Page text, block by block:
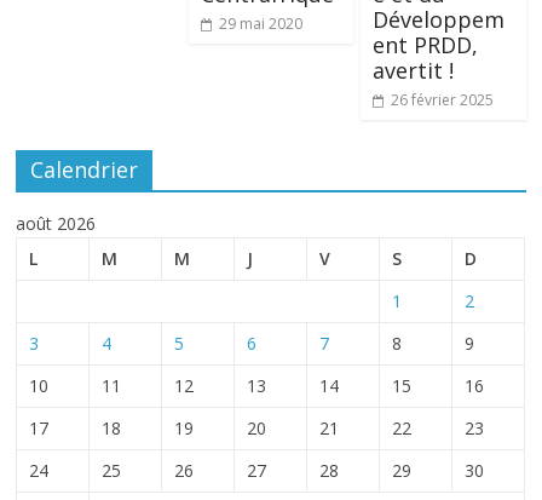
29 mai 2020
Développem
ent PRDD,
avertit !
26 février 2025
Calendrier
août 2026
L
M M J V S D
1
2
3
4 5 6 7 8
9
10
11 12 13 14 15
16
17
18 19 20 21 22
23
24
25 26 27 28 29
30